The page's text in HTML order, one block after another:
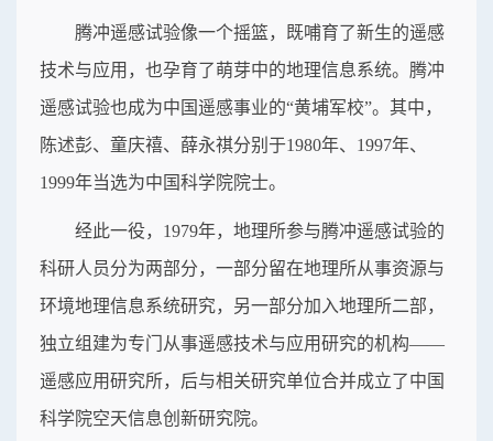
腾冲遥感试验像一个摇篮，既哺育了新生的遥感
技术与应用，也孕育了萌芽中的地理信息系统。腾冲
遥感试验也成为中国遥感事业的“黄埔军校”。其中，
陈述彭、童庆禧、薛永祺分别于1980年、1997年、
1999年当选为中国科学院院士。
经此一役，1979年，地理所参与腾冲遥感试验的
科研人员分为两部分，一部分留在地理所从事资源与
环境地理信息系统研究，另一部分加入地理所二部，
独立组建为专门从事遥感技术与应用研究的机构——
遥感应用研究所，后与相关研究单位合并成立了中国
科学院空天信息创新研究院。